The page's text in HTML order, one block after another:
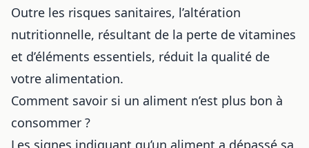
Outre les risques sanitaires, l’altération
nutritionnelle, résultant de la perte de vitamines
et d’éléments essentiels, réduit la qualité de
votre alimentation.
Comment savoir si un aliment n’est plus bon à
consommer ?
Les signes indiquant qu’un aliment a dépassé sa